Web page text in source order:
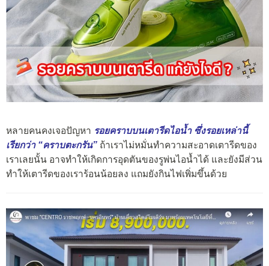
หลายคนคงเจอปัญหา รอยคราบบนเตารีดไอน้ำ ซึ่งรอยเหล่านี้
เรียกว่า “คราบตะกรัน” ถ้าเราไม่หมั่นทำความสะอาดเตารีดของ
เราเลยนั้น อาจทำให้เกิดการอุดตันของรูพ่นไอน้ำได้ และยังมีส่วน
ทำให้เตารีดของเราร้อนน้อยลง แถมยังกินไฟเพิ่มขึ้นด้วย